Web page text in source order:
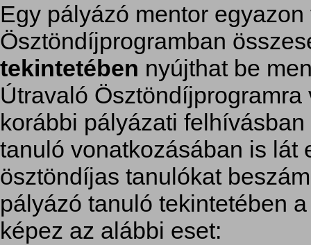
Egy pályázó mentor
Ösztöndíjprogramban
tekintetében nyújthat be
Útravaló
korábbi pályázati
tanuló vonatkozásában is lát
ösztöndíjas tanulókat
pályázó tanuló tekintetében
képez az alábbi eset: